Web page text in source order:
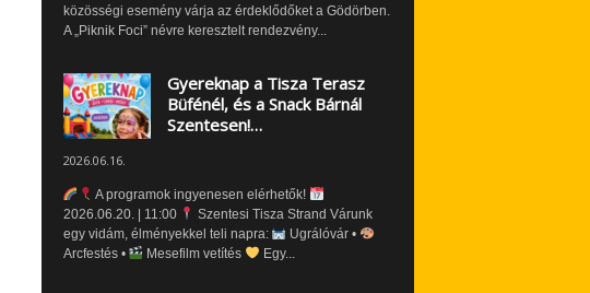
közösségi esemény várja az érdeklődőket a Gödörben.
A „Piknik Foci” névre keresztelt rendezvény...
Gyereknap a Tisza Terasz
Büfénél, és a Snack Bárnál
Szentesen!…
2026.06.16.
A programok ingyenesen elérhetők!
2026.06.20. | 11:00
Szentesi Tisza Strand Várunk
egy vidám, élményekkel teli napra:
Ugrálóvár •
Arcfestés •
Mesefilm vetítés Egy...